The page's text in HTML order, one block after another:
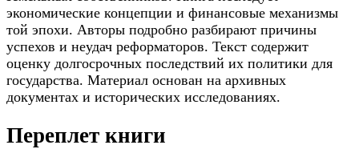
экономические концепции и финансовые механизмы
той эпохи. Авторы подробно разбирают причины
успехов и неудач реформаторов. Текст содержит
оценку долгосрочных последствий их политики для
государства. Материал основан на архивных
документах и исторических исследованиях.
Переплет книги